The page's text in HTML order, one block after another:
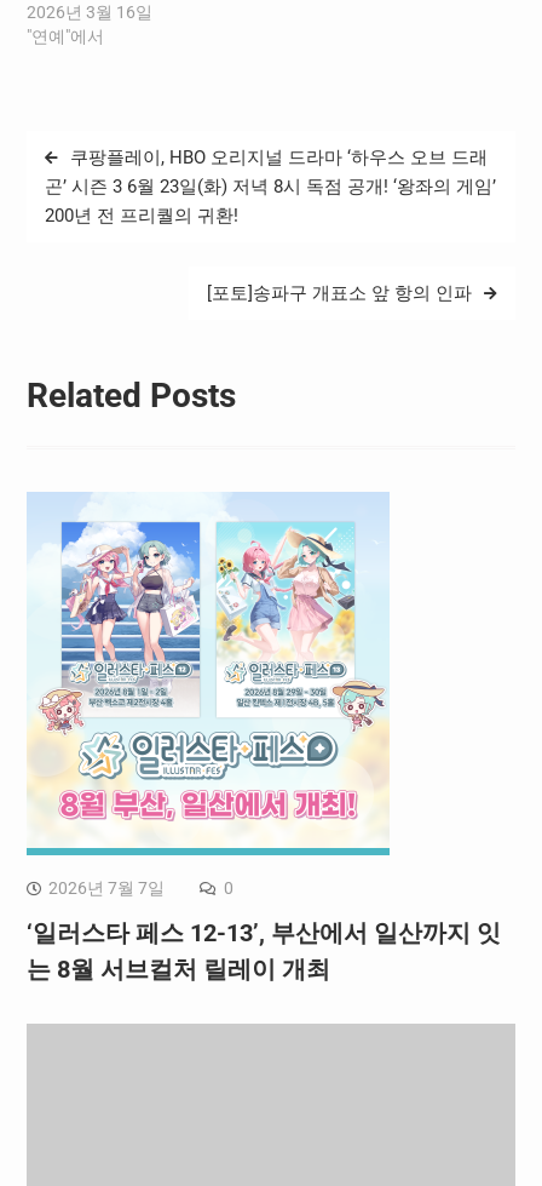
(ILLIT)이 새 앨범
‘MAMIHLAPINATAPAI’(마밀
민주, 모카, 원희, 이로하)은
지난 14~15일 서울 송파구
티켓링크 라이브 아레나(옛
핸드볼경기장)에서 첫 번
2026년 3월 16일
"연예"에서
글
탐
색
쿠팡플레이, HBO 오리지널 드라마 ‘하우스 오브 드래
곤’ 시즌 3 6월 23일(화) 저녁 8시 독점 공개! ‘왕좌의 게임’
200년 전 프리퀄의 귀환!
[포토]송파구 개표소 앞 항의 인파
Related Posts
2026년 7월 7일 0
‘일러스타 페스 12-13’, 부산에서 일산까지 잇
는 8월 서브컬처 릴레이 개최